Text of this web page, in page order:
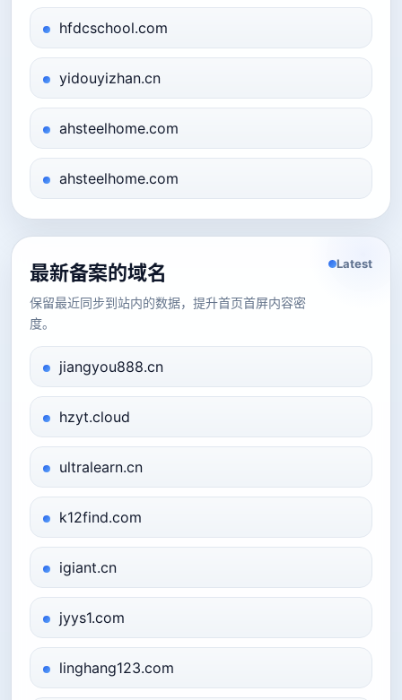
hfdcschool.com
yidouyizhan.cn
ahsteelhome.com
ahsteelhome.com
最新备案的域名
保留最近同步到站内的数据，提升首页首屏内容密
度。
Latest
jiangyou888.cn
hzyt.cloud
ultralearn.cn
k12find.com
igiant.cn
jyys1.com
linghang123.com